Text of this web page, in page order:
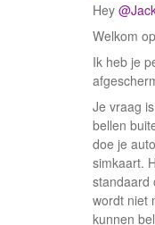
Hey
Welkom
Ik heb je
Je vraag
bellen
doe je
simkaart.
standaard
wordt niet
kunnen